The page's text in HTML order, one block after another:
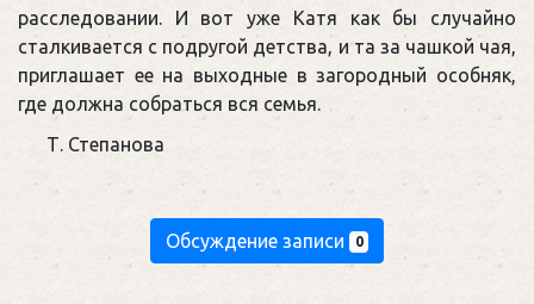
расследовании. И вот уже Катя как бы случайно
сталкивается с подругой детства, и та за чашкой чая,
приглашает ее на выходные в загородный особняк,
где должна собраться вся семья.
Т. Степанова
Обсуждение записи 0